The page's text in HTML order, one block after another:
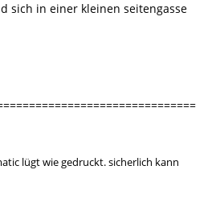
sich in einer kleinen seitengasse
lügt wie gedruckt. sicherlich kann